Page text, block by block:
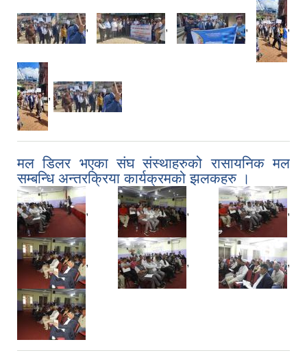
, , , ,
,
मल डिलर भएका संघ संस्थाहरुको रासायनिक मल
सम्बन्धि अन्तरक्रिया कार्यक्रमको झलकहरु ।
, , ,
, , ,